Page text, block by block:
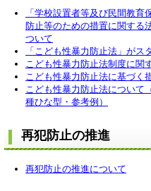
「学校設置者等及び民間教
防止等のための措置に関する
ついて
「こども性暴力防止法」がス
こども性暴力防止法制度に関
こども性暴力防止法に基づく
こども性暴力防止法につい
種ひな型・参考例）
再犯防止の推進
再犯防止の推進について